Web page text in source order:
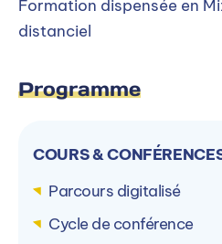
Formation dispensée en
distanciel
Programme
COURS &
Parcours digitalisé
Cycle de conférence